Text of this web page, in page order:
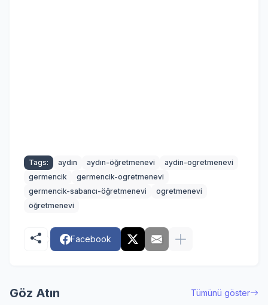
Tags: aydın aydın-öğretmenevi
aydin-ogretmenevi
germencik
germencik-ogretmenevi
germencik-sabancı-öğretmenevi
ogretmenevi
öğretmenevi
Facebook
Göz Atın Tümünü göster